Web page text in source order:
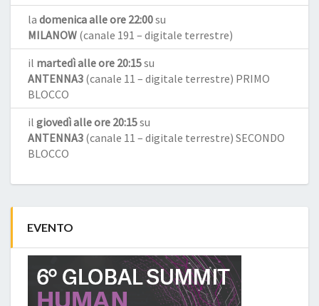
la domenica alle ore 22:00su
MILANOW (canale 191 – digitale terrestre)
il martedì alle ore 20:15su
ANTENNA3 (canale 11 – digitale terrestre) PRIMO
BLOCCO
il giovedì alle ore 20:15su
ANTENNA3 (canale 11 – digitale terrestre) SECONDO
BLOCCO
EVENTO